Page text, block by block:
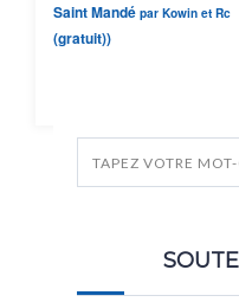
Saint Mandé par Kowin et Rc
(gratuit))